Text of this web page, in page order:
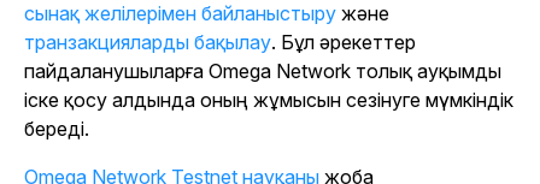
сынақ желілерімен байланыстыру және
транзакцияларды бақылау. Бұл әрекеттер
пайдаланушыларға Omega Network толық ауқымды
іске қосу алдында оның жұмысын сезінуге мүмкіндік
береді.
Omega Network Testnet науқаны жоба